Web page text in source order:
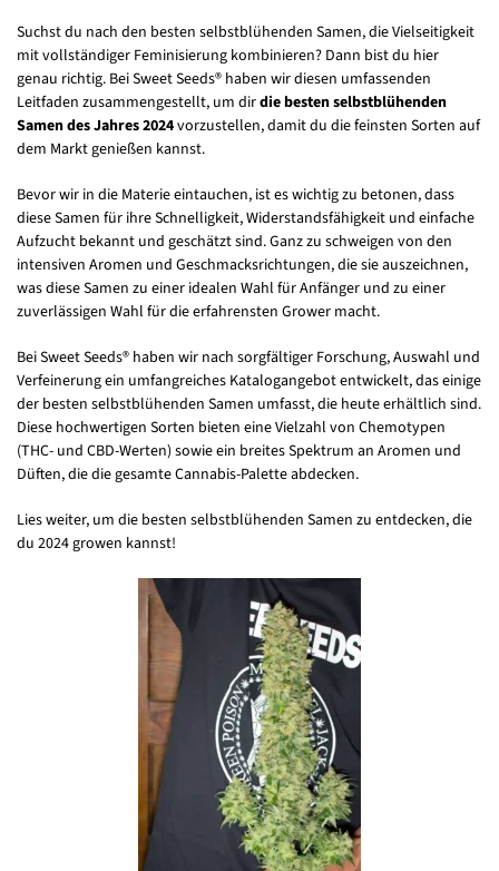
Suchst du nach den besten selbstblühenden Samen, die Vielseitigkeit
mit vollständiger Feminisierung kombinieren? Dann bist du hier
genau richtig. Bei Sweet Seeds® haben wir diesen umfassenden
Leitfaden zusammengestellt, um dirdie besten selbstblühenden
Samen des Jahres 2024vorzustellen, damit du die feinsten Sorten auf
dem Markt genießen kannst.
Bevor wir in die Materie eintauchen, ist es wichtig zu betonen, dass
diese Samen für ihre Schnelligkeit, Widerstandsfähigkeit und einfache
Aufzucht bekannt und geschätzt sind. Ganz zu schweigen von den
intensiven Aromen und Geschmacksrichtungen, die sie auszeichnen,
was diese Samen zu einer idealen Wahl für Anfänger und zu einer
zuverlässigen Wahl für die erfahrensten Grower macht.
Bei Sweet Seeds® haben wir nach sorgfältiger Forschung, Auswahl und
Verfeinerung ein umfangreiches Katalogangebot entwickelt, das einige
der besten selbstblühenden Samen umfasst, die heute erhältlich sind.
Diese hochwertigen Sorten bieten eine Vielzahl von Chemotypen
(THC- und CBD-Werten) sowie ein breites Spektrum an Aromen und
Düften, die die gesamte Cannabis-Palette abdecken.
Lies weiter, um die besten selbstblühenden Samen zu entdecken, die
du 2024 growen kannst!